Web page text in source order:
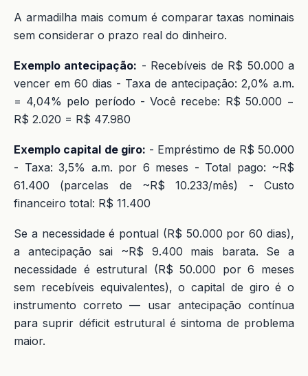
A armadilha mais comum é comparar taxas nominais
sem considerar o prazo real do dinheiro.
Exemplo antecipação: - Recebíveis de R$ 50.000 a
vencer em 60 dias - Taxa de antecipação: 2,0% a.m.
= 4,04% pelo período - Você recebe: R$ 50.000 −
R$ 2.020 = R$ 47.980
Exemplo capital de giro: - Empréstimo de R$ 50.000
- Taxa: 3,5% a.m. por 6 meses - Total pago: ~R$
61.400 (parcelas de ~R$ 10.233/mês) - Custo
financeiro total: R$ 11.400
Se a necessidade é pontual (R$ 50.000 por 60 dias),
a antecipação sai ~R$ 9.400 mais barata. Se a
necessidade é estrutural (R$ 50.000 por 6 meses
sem recebíveis equivalentes), o capital de giro é o
instrumento correto — usar antecipação contínua
para suprir déficit estrutural é sintoma de problema
maior.